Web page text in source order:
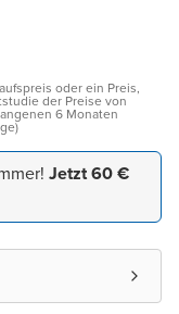
oder ein Preis,
der Preise von
6 Monaten
Jetzt 60 €